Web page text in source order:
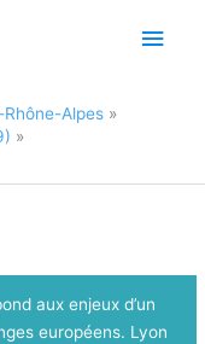
Alpes
aux enjeux d’un
européens. Lyon